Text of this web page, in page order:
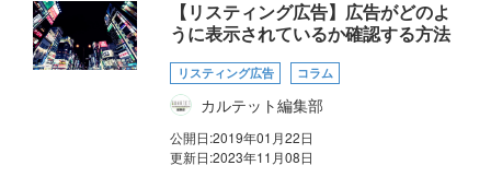
【リスティング広告】広告がどのよ
うに表示されているか確認する方法
リスティング広告 コラム
カルテット編集部
公開日:2019年01月22日
更新日:2023年11月08日